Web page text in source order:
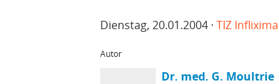
Dienstag, 20.01.2004 · TIZ
Autor
Dr. med. G. Moultrie